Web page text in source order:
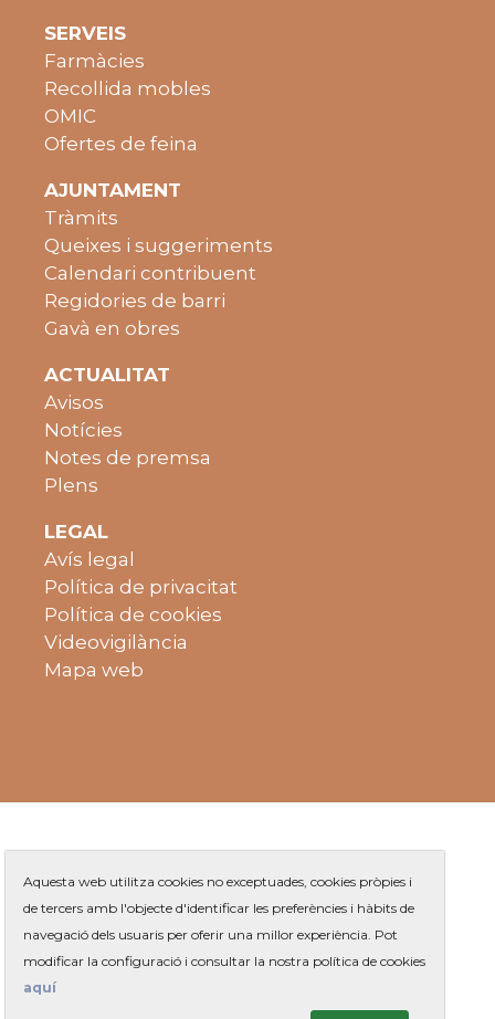
SERVEIS
Farmàcies
Recollida mobles
OMIC
Ofertes de feina
AJUNTAMENT
Tràmits
Queixes i suggeriments
Calendari contribuent
Regidories de barri
Gavà en obres
ACTUALITAT
Avisos
Notícies
Notes de premsa
Plens
LEGAL
Avís legal
Política de privacitat
Política de cookies
Videovigilància
Mapa web
Plaça de Jaume Balmes s/n
Aquesta web utilitza cookies no exceptuades, cookies pròpies i
de tercers amb l'objecte d'identificar les preferències i hàbits de
navegació dels usuaris per oferir una millor experiència. Pot
modificar la configuració i consultar la nostra política de cookies
aquí